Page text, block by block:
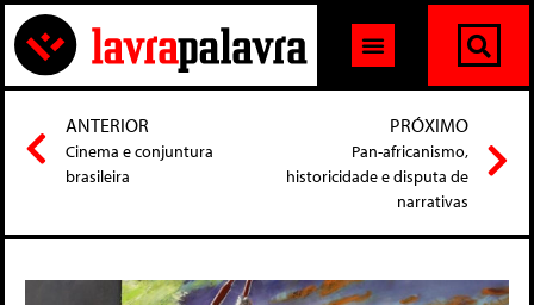
ANTERIOR
Cinema e conjuntura
brasileira
PRÓXIMO
Pan-africanismo,
historicidade e disputa de
narrativas